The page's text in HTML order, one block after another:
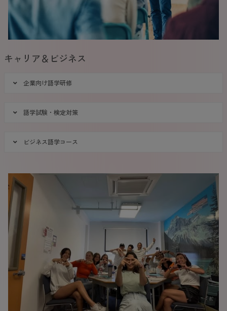
キャリア＆ビジネス
企業向け語学研修
語学試験・検定対策
ビジネス語学コース